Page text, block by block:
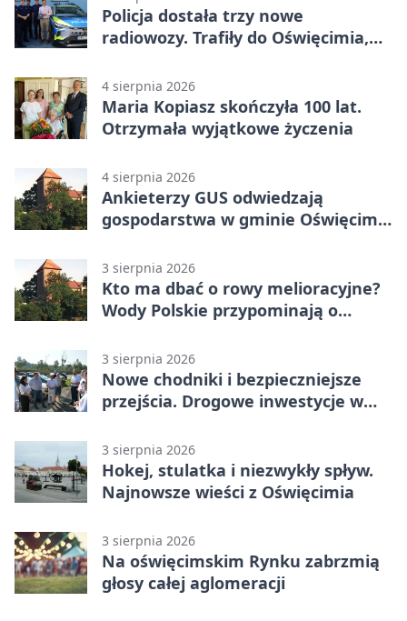
Policja dostała trzy nowe
radiowozy. Trafiły do Oświęcimia,
4 sierpnia 2026
Maria Kopiasz skończyła 100 lat.
Otrzymała wyjątkowe życzenia
4 sierpnia 2026
Ankieterzy GUS odwiedzają
gospodarstwa w gminie Oświęcim.
3 sierpnia 2026
Kto ma dbać o rowy melioracyjne?
Wody Polskie przypominają o
3 sierpnia 2026
Nowe chodniki i bezpieczniejsze
przejścia. Drogowe inwestycje w
3 sierpnia 2026
Hokej, stulatka i niezwykły spływ.
Najnowsze wieści z Oświęcimia
3 sierpnia 2026
Na oświęcimskim Rynku zabrzmią
głosy całej aglomeracji